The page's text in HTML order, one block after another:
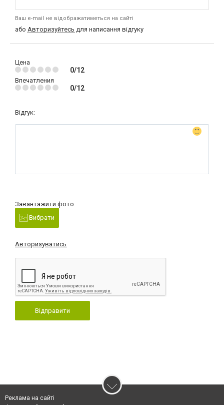
Ваш e-mail не відображатиметься на сайті
або Авторизуйтесь для написання відгуку
Цена
0/12
Впечатления
0/12
Відгук:
Завантажити фото:
Вибрати
Авторизуватись
Відправити
Реклама на сайті